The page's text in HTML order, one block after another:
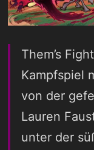
Them’s
Kampfspiel
von der
Lauren
unter der